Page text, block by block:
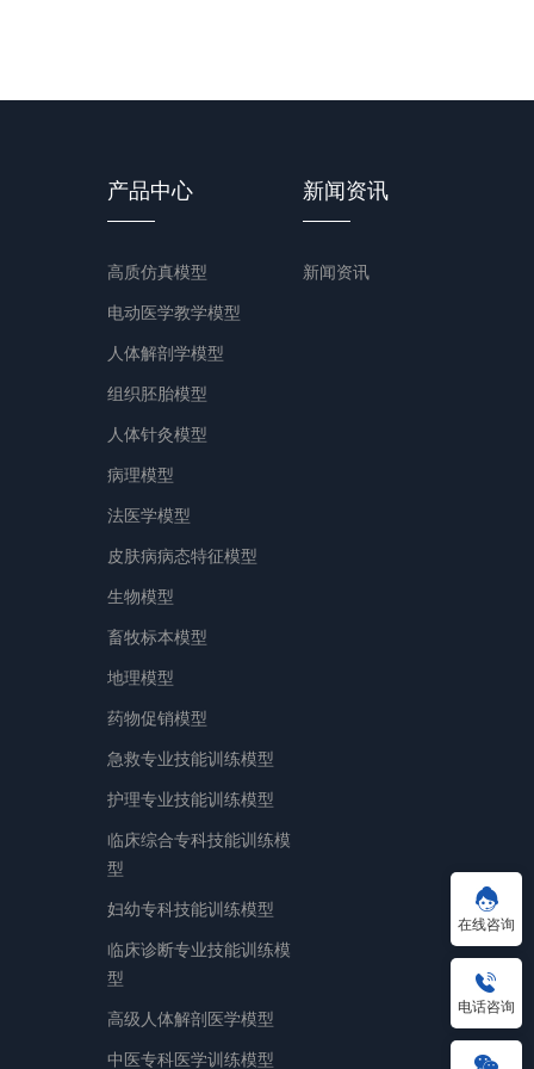
产品中心
高质仿真模型
电动医学教学模型
人体解剖学模型
组织胚胎模型
人体针灸模型
病理模型
法医学模型
皮肤病病态特征模型
生物模型
畜牧标本模型
地理模型
药物促销模型
急救专业技能训练模型
护理专业技能训练模型
临床综合专科技能训练模
型
妇幼专科技能训练模型
临床诊断专业技能训练模
型
高级人体解剖医学模型
中医专科医学训练模型
新闻资讯
新闻资讯
在线咨询
电话咨询